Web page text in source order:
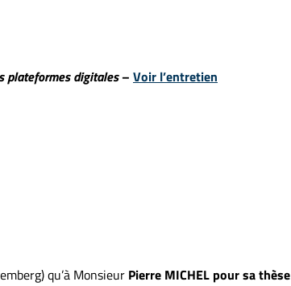
plateformes digitales– Voir l’entretien
qu’à Monsieur Pierre MICHEL pour sa thèse